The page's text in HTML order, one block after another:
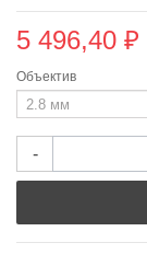
5 496,40 ₽
Объектив
-